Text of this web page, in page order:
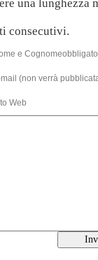
una lunghezza
consecutivi.
e
mail (non verrà
Web